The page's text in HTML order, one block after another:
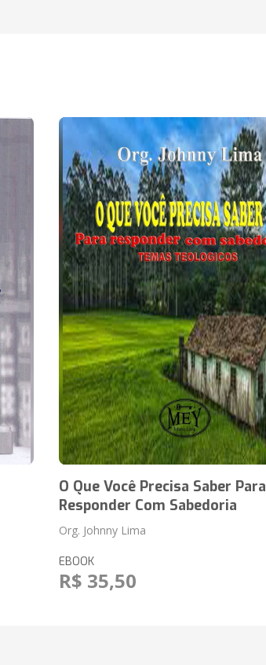
O Que Você Precisa Saber Para
Responder Com Sabedoria
Org. Johnny Lima
EBOOK
R$ 35,50